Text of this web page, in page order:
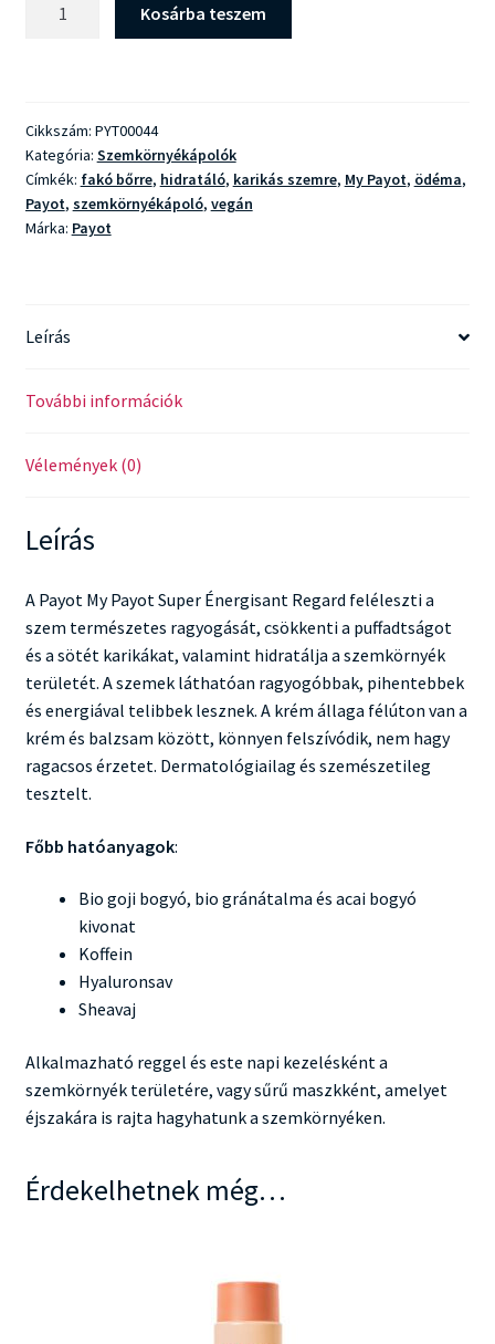
Regard
mennyiség
Kosárba teszem
Cikkszám: PYT00044
Kategória: Szemkörnyékápolók
Címkék: fakó bőrre, hidratáló, karikás szemre, My Payot, ödéma,
Payot, szemkörnyékápoló, vegán
Márka: Payot
Leírás
További információk
Vélemények (0)
Leírás
A Payot My Payot Super Énergisant Regard feléleszti a
szem természetes ragyogását, csökkenti a puffadtságot
és a sötét karikákat, valamint hidratálja a szemkörnyék
területét. A szemek láthatóan ragyogóbbak, pihentebbek
és energiával telibbek lesznek. A krém állaga félúton van a
krém és balzsam között, könnyen felszívódik, nem hagy
ragacsos érzetet. Dermatológiailag és szemészetileg
tesztelt.
Főbb hatóanyagok:
Bio goji bogyó, bio gránátalma és acai bogyó
kivonat
Koffein
Hyaluronsav
Sheavaj
Alkalmazható reggel és este napi kezelésként a
szemkörnyék területére, vagy sűrű maszkként, amelyet
éjszakára is rajta hagyhatunk a szemkörnyéken.
Érdekelhetnek még…